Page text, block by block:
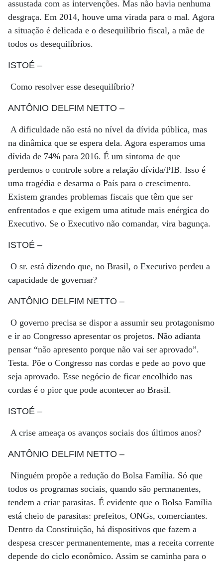
assustada com as intervenções. Mas não havia nenhuma
desgraça. Em 2014, houve uma virada para o mal. Agora
a situação é delicada e o desequilíbrio fiscal, a mãe de
todos os desequilíbrios.
ISTOÉ –
Como resolver esse desequilíbrio?
ANTÔNIO DELFIM NETTO –
A dificuldade não está no nível da dívida pública, mas
na dinâmica que se espera dela. Agora esperamos uma
dívida de 74% para 2016. É um sintoma de que
perdemos o controle sobre a relação dívida/PIB. Isso é
uma tragédia e desarma o País para o crescimento.
Existem grandes problemas fiscais que têm que ser
enfrentados e que exigem uma atitude mais enérgica do
Executivo. Se o Executivo não comandar, vira bagunça.
ISTOÉ –
O sr. está dizendo que, no Brasil, o Executivo perdeu a
capacidade de governar?
ANTÔNIO DELFIM NETTO –
O governo precisa se dispor a assumir seu protagonismo
e ir ao Congresso apresentar os projetos. Não adianta
pensar “não apresento porque não vai ser aprovado”.
Testa. Põe o Congresso nas cordas e pede ao povo que
seja aprovado. Esse negócio de ficar encolhido nas
cordas é o pior que pode acontecer ao Brasil.
ISTOÉ –
A crise ameaça os avanços sociais dos últimos anos?
ANTÔNIO DELFIM NETTO –
Ninguém propõe a redução do Bolsa Família. Só que
todos os programas sociais, quando são permanentes,
tendem a criar parasitas. É evidente que o Bolsa Família
está cheio de parasitas: prefeitos, ONGs, comerciantes.
Dentro da Constituição, há dispositivos que fazem a
despesa crescer permanentemente, mas a receita corrente
depende do ciclo econômico. Assim se caminha para o